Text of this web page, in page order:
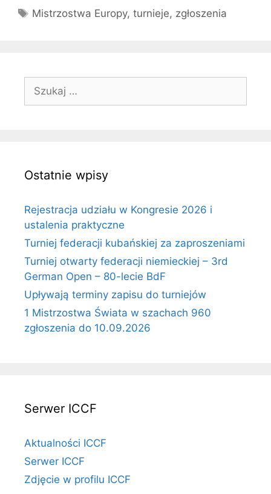
Tagi
Mistrzostwa Europy,turnieje, zgłoszenia
Szukaj:
Ostatnie wpisy
Rejestracja udziału w Kongresie 2026 i
ustalenia praktyczne
Turniej federacji kubańskiej za zaproszeniami
Turniej otwarty federacji niemieckiej – 3rd
German Open – 80-lecie BdF
Upływają terminy zapisu do turniejów
1 Mistrzostwa Świata w szachach 960
zgłoszenia do 10.09.2026
Serwer ICCF
Aktualności ICCF
Serwer ICCF
Zdjęcie w profilu ICCF